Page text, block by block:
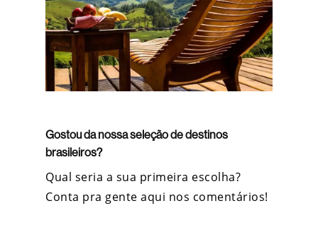
Gostou da nossa seleção de destinos
brasileiros?
Qual seria a sua primeira escolha?
Conta pra gente aqui nos comentários!